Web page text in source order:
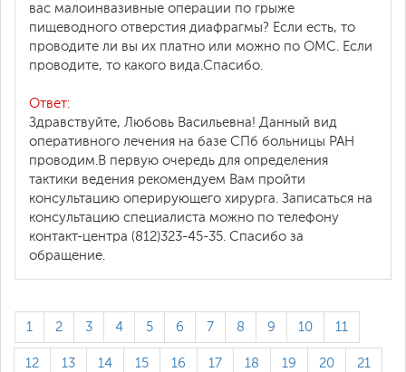
вас малоинвазивные операции по грыже
пищеводного отверстия диафрагмы? Если есть, то
проводите ли вы их платно или можно по ОМС. Если
проводите, то какого вида.Спасибо.
Ответ:
Здравствуйте, Любовь Васильевна! Данный вид
оперативного лечения на базе СПб больницы РАН
проводим.В первую очередь для определения
тактики ведения рекомендуем Вам пройти
консультацию оперирующего хирурга. Записаться на
консультацию специалиста можно по телефону
контакт-центра (812)323-45-35. Спасибо за
обращение.
1 2 3 4 5 6 7 8 9 10 11
12 13 14 15 16 17 18 19 20 21